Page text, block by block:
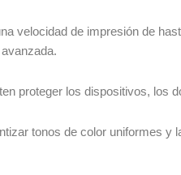
velocidad de impresión de
proteger los dispositivos, los
tonos de color uniformes y